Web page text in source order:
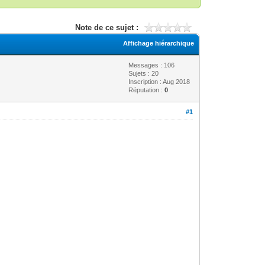
Note de ce sujet :
Affichage hiérarchique
Messages : 106
Sujets : 20
Inscription : Aug 2018
Réputation :0
#1